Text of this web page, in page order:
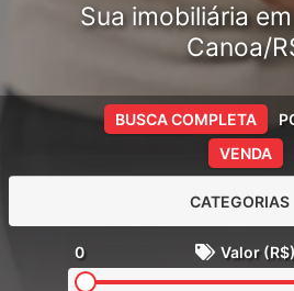
Sua imobiliária
Canoa/
VENDA
BUSCA COMPLETA
CATEGORIAS
0 Valor